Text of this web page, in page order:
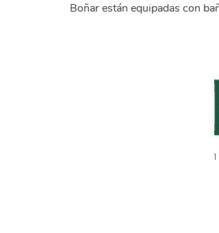
Boñar están equipadas con